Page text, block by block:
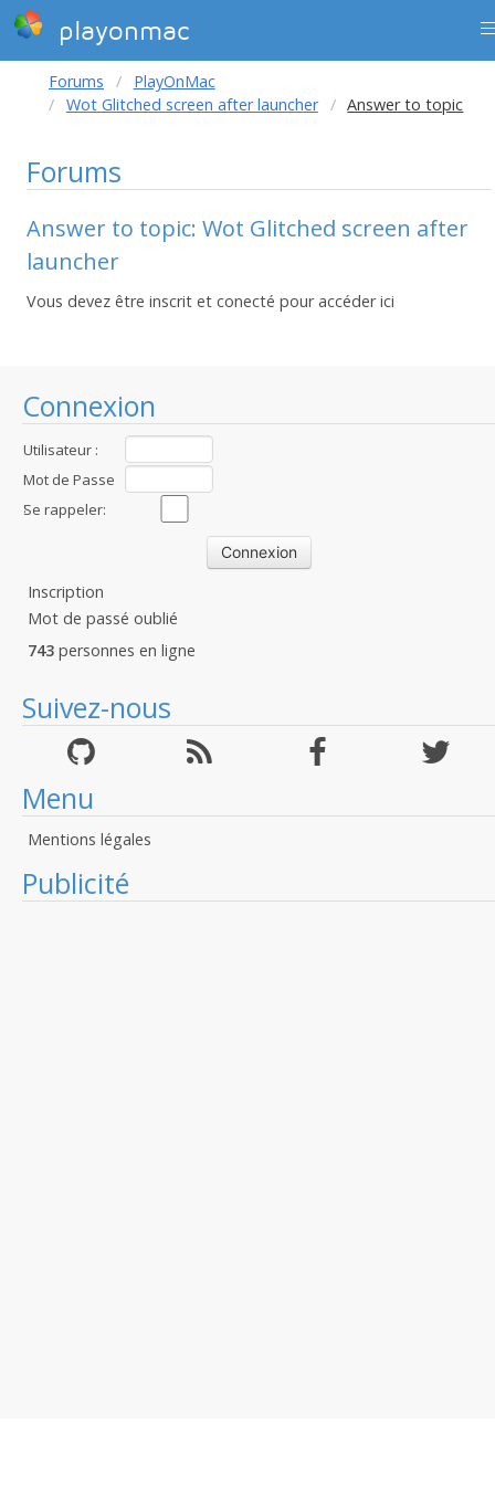
playonmac
Connexion
Utilisateur :
Mot de Passe
:Se rappeler:
Inscription
Mot de passé oublié
743 personnes en ligne
Suivez-nous
Menu
Mentions légales
Publicité
Forums
PlayOnMac
Wot Glitched screen after launcher
Answer to topic
Forums
Answer to topic: Wot Glitched screen after
launcher
Vous devez être inscrit et conecté pour accéder ici